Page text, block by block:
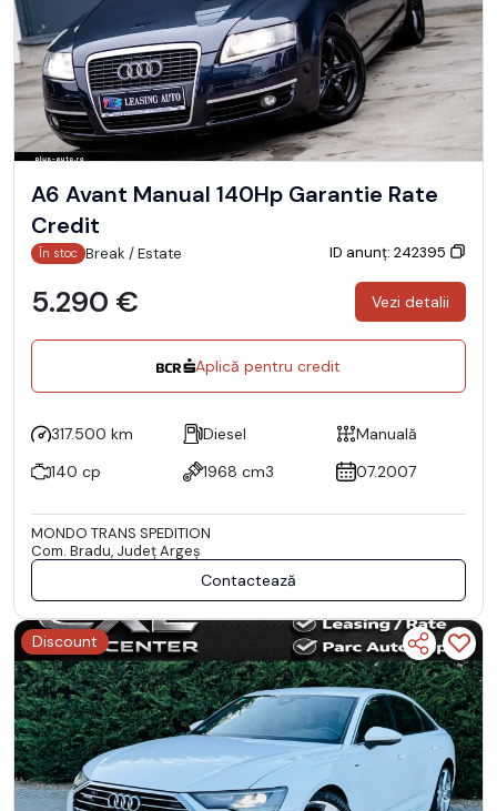
A6 Avant Manual 140Hp Garantie Rate
Credit
În stoc Break / Estate ID anunț: 242395
5.290 € Vezi detalii
Aplică pentru credit
317.500 km Diesel
Manuală
140 cp
1968 cm3 07.2007
MONDO TRANS SPEDITION
Com. Bradu, Județ Argeş
Contactează
Discount